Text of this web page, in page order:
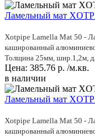
Ламельный мат
Xotpipe Lamella Mat 50 -
кашированный
Толщина 25мм, шир.1,2м,
Цена: 385.76 р. /м.кв.
в наличии
Ламельный мат
Xotpipe Lamella Mat 50 -
кашированный